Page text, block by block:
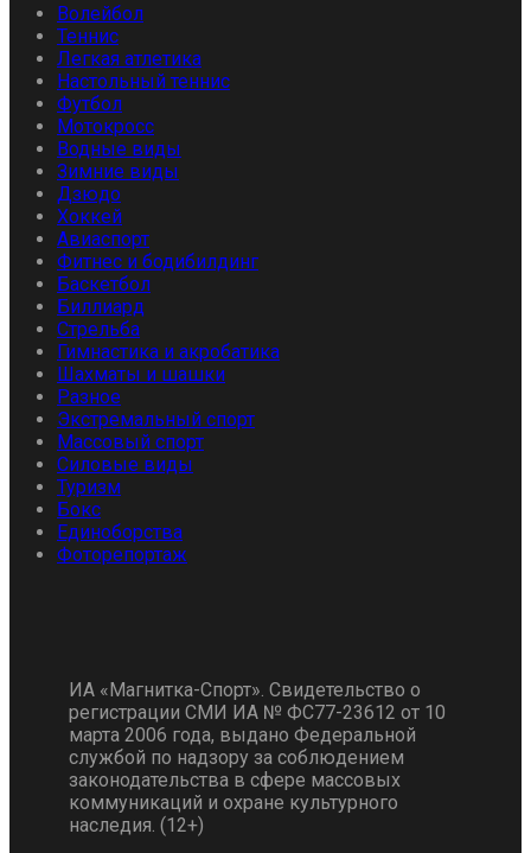
Волейбол
Теннис
Легкая атлетика
Настольный теннис
Футбол
Мотокросс
Водные виды
Зимние виды
Дзюдо
Хоккей
Авиаспорт
Фитнес и бодибилдинг
Баскетбол
Биллиард
Стрельба
Гимнастика и акробатика
Шахматы и шашки
Разное
Экстремальный спорт
Массовый спорт
Силовые виды
Туризм
Бокс
Единоборства
Фоторепортаж
ИА «Магнитка-Спорт». Свидетельство о
регистрации СМИ ИА № ФС77-23612 от 10
марта 2006 года, выдано Федеральной
службой по надзору за соблюдением
законодательства в сфере массовых
коммуникаций и охране культурного
наследия. (12+)